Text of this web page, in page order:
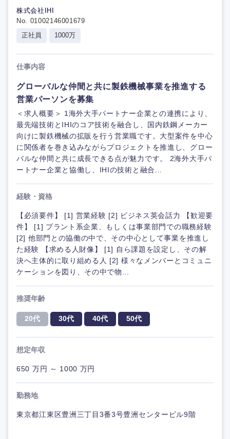
株式会社IHI
No. 01002146001679
正社員
1000万
仕事内容
グローバルな仲間と共に製鉄機械事業を推進する
営業パーソンを募集
＜求人概要＞ 1海外大手パートナー企業との連携により、
最先端技術とIHIのコア技術を融合し、国内鉄鋼メーカー
向けに製鉄機械の拡販を行う営業職です。大型案件を中心
に関係者を巻き込みながらプロジェクトを推進し、グロー
バルな仲間と共に成長できる点が魅力です。 2海外大手パ
ートナー企業と協働し、IHIの技術と融合...
経験・資格
【必須要件】 [1] 営業経験 [2] ビジネス英会話力 【歓迎要
件】 [1] プラント系企業、もしくは事業部門での職務経験
[2] 他部門との協働の中で、その中心として事業を推進し
た経験 【求める人財像】 [1] 自ら課題を設定し、その解
決へ主体的に取り組める人 [2] 様々なメンバーとコミュニ
ケーションを図り、その中で物...
推奨年齢
20代 30代 40代 50代
想定年収
650 万円 ～ 1000 万円
勤務地
東京都江東区豊洲三丁目3番3号豊洲センタービル9階